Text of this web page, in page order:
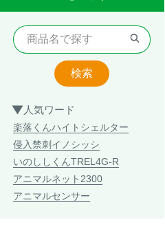
検索
人気ワード
楽落くんハイトシェルター
侵入禁刺 イノシッシ
いのししくんTREL4G-R
アニマルネット2300
アニマルセンサー